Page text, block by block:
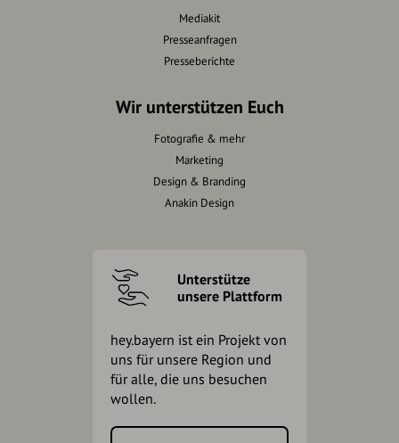
Mediakit
Presseanfragen
Presseberichte
Wir unterstützen Euch
Fotografie & mehr
Marketing
Design & Branding
Anakin Design
Unterstütze
unsere Plattform
hey.bayern ist ein Projekt von
uns für unsere Region und
für alle, die uns besuchen
wollen.